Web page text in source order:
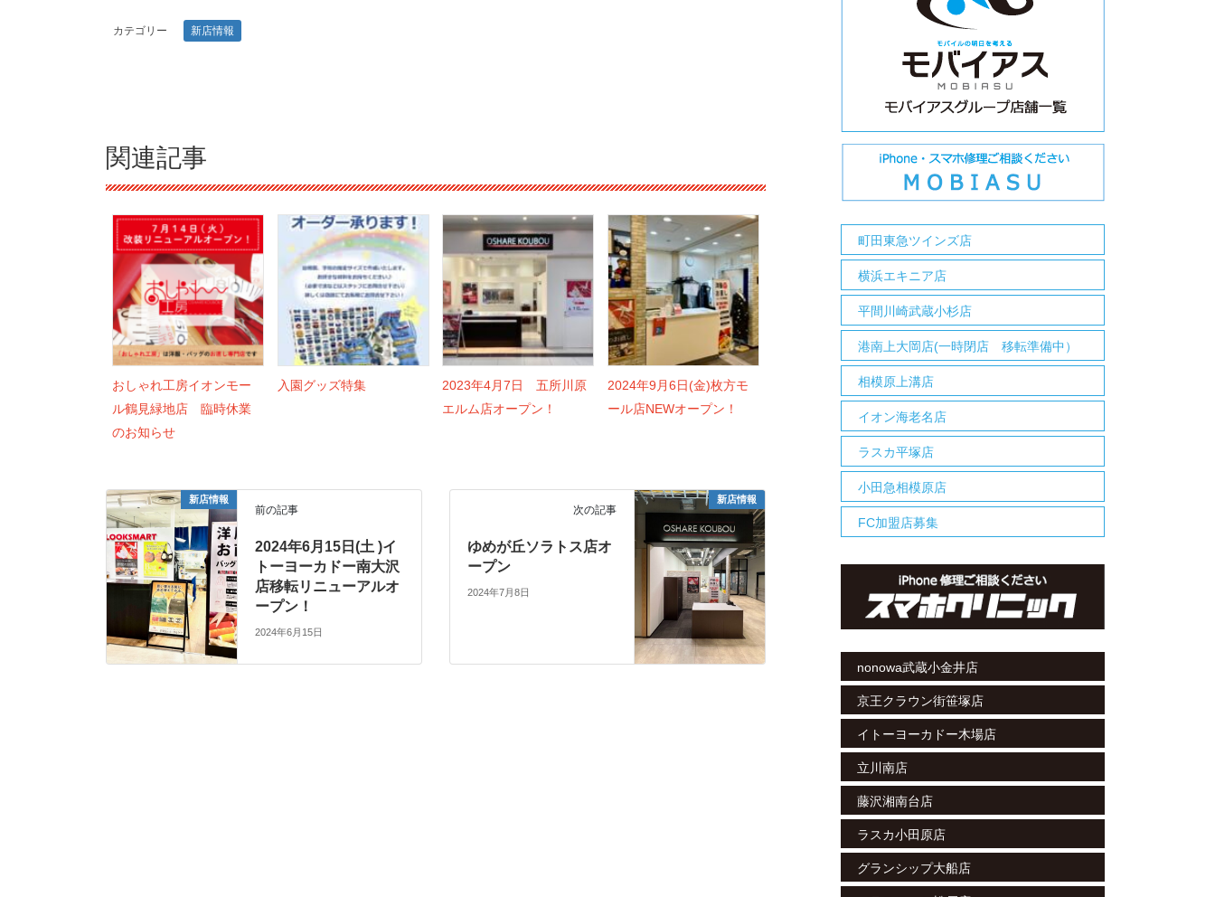
カテゴリー 新店情報
関連記事
おしゃれ工房イオンモー
ル鶴見緑地店 臨時休業
のお知らせ
入園グッズ特集
2023年4月7日 五所川原
エルム店オープン！
2024年9月6日(金)枚方モ
ール店NEWオープン！
新店情報
前の記事
2024年6月15日(土 )イ
トーヨーカドー南大沢
店移転リニューアルオ
ープン！
2024年6月15日
新店情報
次の記事
ゆめが丘ソラトス店オ
ープン
2024年7月8日
町田東急ツインズ店
横浜エキニア店
平間川崎武蔵小杉店
港南上大岡店(一時閉店 移転準備中）
相模原上溝店
イオン海老名店
ラスカ平塚店
小田急相模原店
FC加盟店募集
nonowa武蔵小金井店
京王クラウン街笹塚店
イトーヨーカドー木場店
立川南店
藤沢湘南台店
ラスカ小田原店
グランシップ大船店